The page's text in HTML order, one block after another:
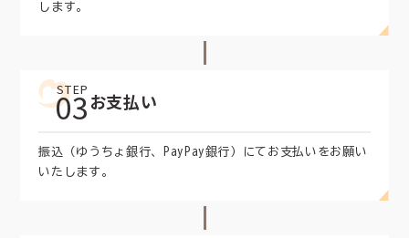
します。
STEP
03お支払い
振込（ゆうちょ銀行、PayPay銀行）にてお支払いをお願い
いたします。